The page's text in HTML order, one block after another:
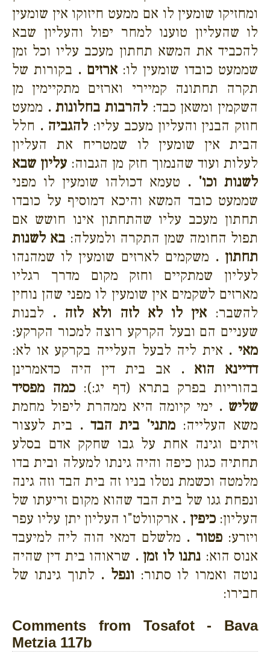
ומחזיקו שומעין לו אם ממעט חיזוקו אין שומעין
לו שהעליון טוענו למחר יפול והעליון שבא
להכביד את המשא תחתון מעכב עליו וכל זמן
שממעט כובדו שומעין לו:ארזים . בקורות של
תקרה תחתונה קמיירי וארזים מתקיימין מן
השקמין ומשאן כבד: להרבות בחלונות . ממעט
חוזק הבנין והעליון מעכב עליו: להגביה . חלל
הבית אין שומעין לו שמטריח את העליון
לעלות ועוד שהנמוך חזק מן הגבוה: עליון שבא
לשנות וכו' . טעמא דכולהו שומעין לו מפני
שממעט כובד המשא והיכא דמוסיף על כובדו
תחתון מעכב עליו שהתחתון אינו חושש אם
תפול החומה שמן התקרה ולמעלה: בא לשנות
תחתון . משקמים לארזים שומעין לו שמהנהו
לעליון שמתקיים וחזק מקום מדרך רגליו
מארזים לשקמים אין שומעין לו מפני שהן נוחין
להשבר: אין לו לא לזה ולא לזה . לבנות
שעניים הם ובעל הקרקע רוצה למכור הקרקע:
מאי . אית ליה לבעל העלייה בקרקע או לא:
דדיינא הוא . אב בית דין היה כדאמרינן
בהוריות בפרק בתרא (דף יג:): כמה מפסיד
שליש . ימי קיומה היא ממהרת ליפול מחמת
משא העלייה: מתני' בית הבד . בית לעצור
זיתים וגינה אחת על גבו שחקק אדם בסלע
תחתיה כגון כיפה והיה גינתו למעלה ובית בדו
מלמטה וכשמת נטלו בניו זה בית הבד וזה גינה
ונפחת גגו של בית הבד שהוא מקום זריעתו של
העליון:כיפין . ארקוולט"ו העליון יתן עליו עפר
ויזרע:פטור . מלשלם דמאי הוה ליה למיעבד
אנוס הוא: נתנו לו זמן . שראוהו בית דין שהיה
נוטה ואמרו לו סתור: ונפל . לתוך גינתו של
חבירו:
Comments from Tosafot - Bava
Metzia 117b